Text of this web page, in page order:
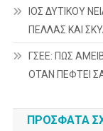
ΙΟΣ ΔΥΤΙΚΟΥ
ΠΕΛΛΑΣ ΚΑΙ
ΓΣΕΕ: ΠΩΣ
ΟΤΑΝ ΠΕΦΤΕΙ
ΠΡΌΣΦΑΤΑ